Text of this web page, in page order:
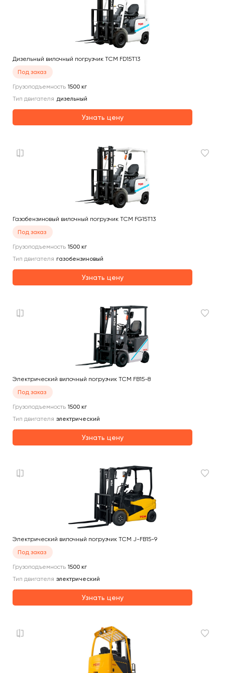
Дизельный вилочный погрузчик TCM FD15T13
Под заказ
Грузоподъемность 1500 кг
Тип двигателя дизельный
Узнать цену
Газобензиновый вилочный погрузчик TCM FG15T13
Под заказ
Грузоподъемность 1500 кг
Тип двигателя газобензиновый
Узнать цену
Электрический вилочный погрузчик TCM FB15-8
Под заказ
Грузоподъемность 1500 кг
Тип двигателя электрический
Узнать цену
Электрический вилочный погрузчик TCM J-FB15-9
Под заказ
Грузоподъемность 1500 кг
Тип двигателя электрический
Узнать цену